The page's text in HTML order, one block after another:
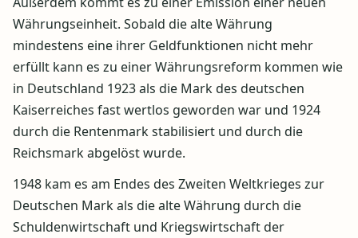
Währungseinheit. Sobald die alte Währung
mindestens eine ihrer Geldfunktionen nicht mehr
erfüllt kann es zu einer Währungsreform kommen wie
in Deutschland 1923 als die Mark des deutschen
Kaiserreiches fast wertlos geworden war und 1924
durch die Rentenmark stabilisiert und durch die
Reichsmark abgelöst wurde.
1948 kam es am Endes des Zweiten Weltkrieges zur
Deutschen Mark als die alte Währung durch die
Schuldenwirtschaft und Kriegswirtschaft der